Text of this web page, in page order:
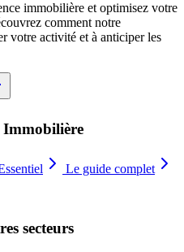
immobilière et optimisez votre
comment notre
votre activité et à anticiper les
Immobilière
Le guide complet
secteurs